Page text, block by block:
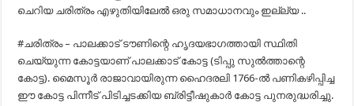
ചെറിയ ചരിത്രം എഴുതിയിലേൽ ഒരു സമാധാനവും ഇല്ല്യ ..
#ചരിത്രം – പാലക്കാട് ടൗണിന്റെ ഹൃദയഭാഗത്തായി സ്ഥിതി
ചെയ്യുന്ന കോട്ടയാണ് പാലക്കാട് കോട്ട (ടിപ്പു സുൽത്താന്റെ
കോട്ട). മൈസൂർ രാജാവായിരുന്ന ഹൈദരലി 1766-ൽ പണികഴിപ്പിച്ച
ഈ കോട്ട പിന്നീട് പിടിച്ചടക്കിയ ബ്രിട്ടീഷുകാർ കോട്ട പുനരുദ്ധരിച്ചു.